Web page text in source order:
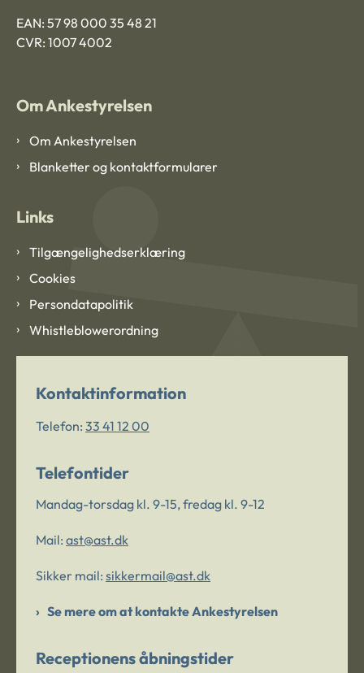
EAN: 57 98 000 35 48 21
CVR: 1007 4002
Om Ankestyrelsen
Om Ankestyrelsen
Blanketter og kontaktformularer
Links
Tilgængelighedserklæring
Cookies
Persondatapolitik
Whistleblowerordning
Kontaktinformation
Telefon: 33 41 12 00
Telefontider
Mandag-torsdag kl. 9-15, fredag kl. 9-12
Mail: ast@ast.dk
Sikker mail: sikkermail@ast.dk
Se mere om at kontakte Ankestyrelsen
Receptionens åbningstider